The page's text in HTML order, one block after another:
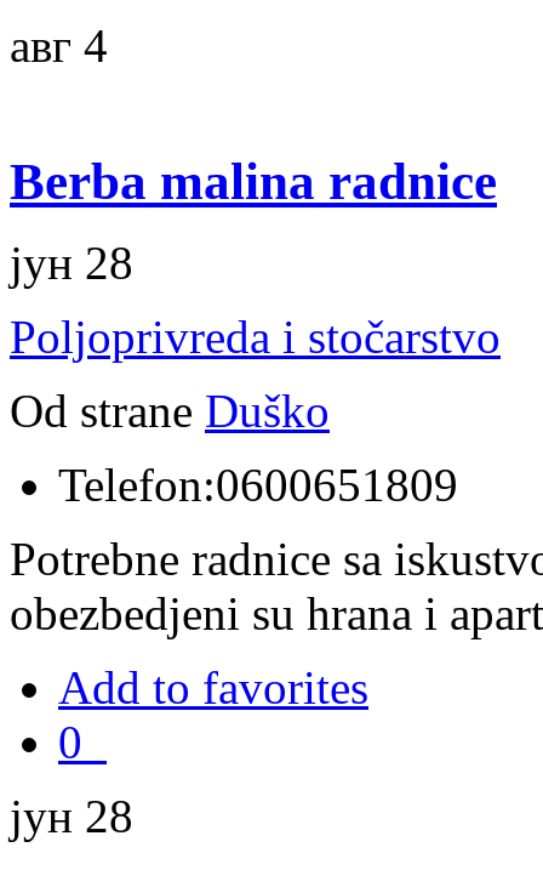
авг 4
Berba malina radnice
јун 28
Poljoprivreda i stočarstvo
Od strane Duško
Telefon:0600651809
Potrebne radnice sa
obezbedjeni su hrana i
Add to favorites
0
јун 28